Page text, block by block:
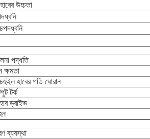
উচ্চতা
পদ্ধতি
ক্ষমতা
হাবের গতি ঘোরান
টর্ক
ড্রাইভ
ব্যবস্থা